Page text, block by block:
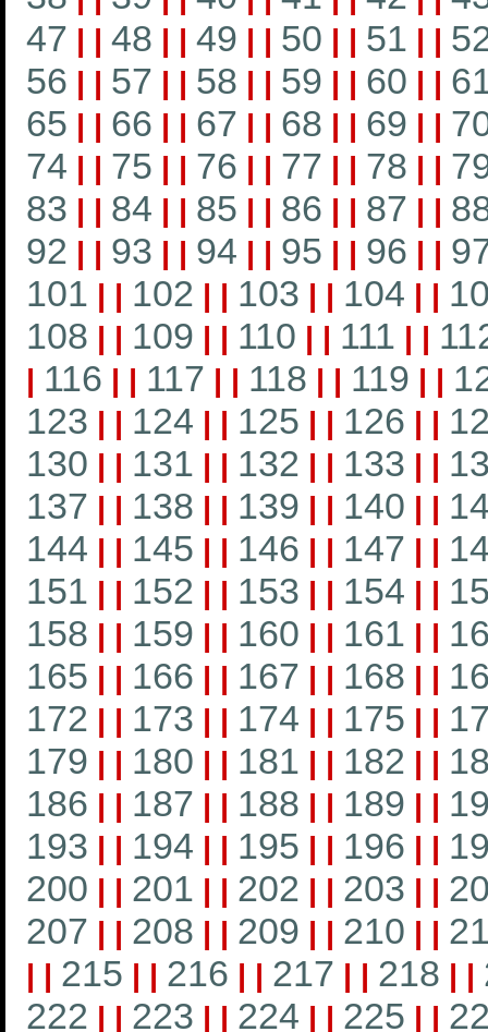
47 | | 48 | | 49 | | 50 | | 51 | |
56 | | 57 | | 58 | | 59 | | 60 | |
65 | | 66 | | 67 | | 68 | | 69 | |
74 | | 75 | | 76 | | 77 | | 78 | |
83 | | 84 | | 85 | | 86 | | 87 | |
92 | | 93 | | 94 | | 95 | | 96 | |
101 | | 102 | | 103 | | 104 | |
108 | | 109 | | 110 | | 111 | |
| 116 | | 117 | | 118 | | 119 | |
123 | | 124 | | 125 | | 126 | |
130 | | 131 | | 132 | | 133 | |
137 | | 138 | | 139 | | 140 | |
144 | | 145 | | 146 | | 147 | |
151 | | 152 | | 153 | | 154 | |
158 | | 159 | | 160 | | 161 | |
165 | | 166 | | 167 | | 168 | |
172 | | 173 | | 174 | | 175 | |
179 | | 180 | | 181 | | 182 | |
186 | | 187 | | 188 | | 189 | |
193 | | 194 | | 195 | | 196 | |
200 | | 201 | | 202 | | 203 | |
207 | | 208 | | 209 | | 210 | |
| | 215 | | 216 | | 217 | | 218 | |
222 | | 223 | | 224 | | 225 | |